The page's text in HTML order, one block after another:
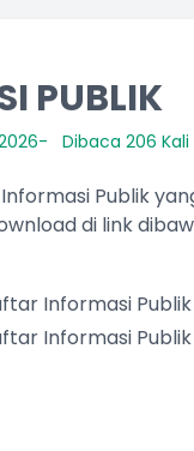
PUBLIK
Dibaca 206 Kali
Publik
di link
Informasi Publik
Informasi